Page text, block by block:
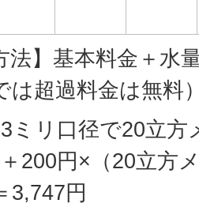
】基本料金＋水
は超過料金は無料
口径で20立方
200円×（20立方
3,747円